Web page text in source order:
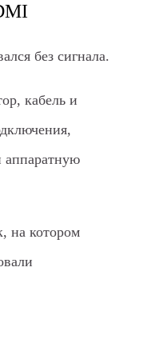
без сигнала.
кабель и
на котором